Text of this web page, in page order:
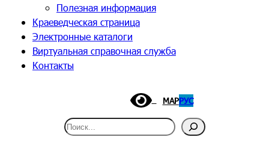
Полезная информация
Краеведческая страница
Электронные каталоги
Виртуальная справочная служба
Контакты
МАРРУС
Поиск